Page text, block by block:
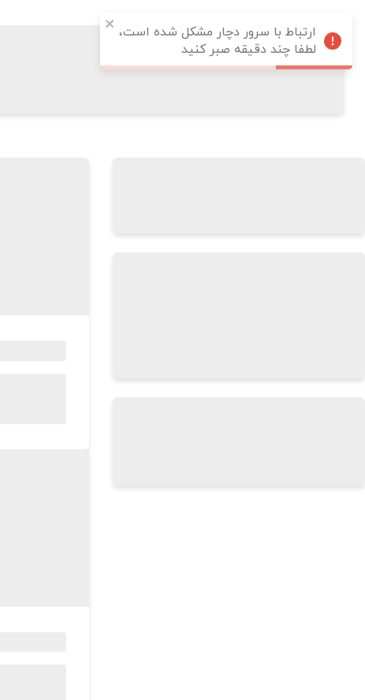
ارتباط با سرور دچار مشکل شده است،
لطفا چند دقیقه صبر کنید